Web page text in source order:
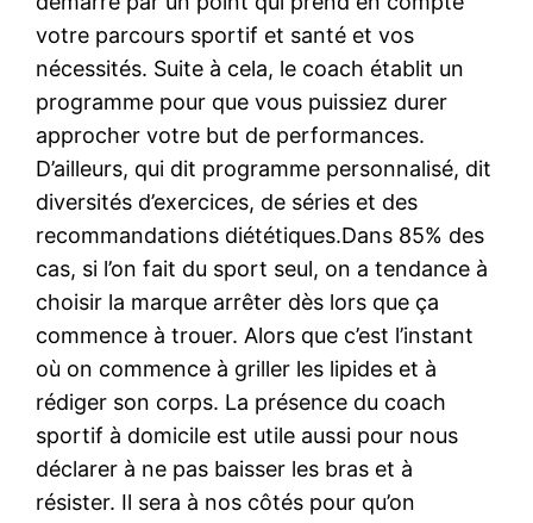
votre parcours sportif et santé et vos
nécessités. Suite à cela, le coach établit un
programme pour que vous puissiez durer
approcher votre but de performances.
D’ailleurs, qui dit programme personnalisé, dit
diversités d’exercices, de séries et des
recommandations diététiques.Dans 85% des
cas, si l’on fait du sport seul, on a tendance à
choisir la marque arrêter dès lors que ça
commence à trouer. Alors que c’est l’instant
où on commence à griller les lipides et à
rédiger son corps. La présence du coach
sportif à domicile est utile aussi pour nous
déclarer à ne pas baisser les bras et à
résister. Il sera à nos côtés pour qu’on